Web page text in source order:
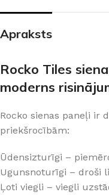
Apraksts
Rocko Tiles
moderns
Rocko sienas paneļi ir
priekšrocībām:
Ūdensizturīgi –
Ugunsnoturīgi – droši
Ļoti viegli – viegli